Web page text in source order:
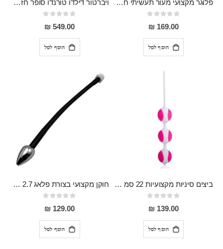
פלוגר מקצועי מעור תעשיתי חזק וידית מעץ Sasha
Rating:
0%
169.00 ₪
הוסף לסל
ויברטור דילדו טורנדו סופר חזק בעל 9 מצבי רטט והטענה מגנטית 23 סמ אורך 4.5 רוחב
Rating:
0%
549.00 ₪
הוסף לסל
ביצים סיניות מקצועיות 22 סמ אורך 3.2 סמ רוחב מסיליקון רפואי עם מוליך Rosetta
Rating:
0%
139.00 ₪
הוסף לסל
חוקן מקצועי בצורת פלאג 2.7 סמ רוחב עם צינור באורך 27 סמ המתחבר ישירות לדוש
Rating:
0%
129.00 ₪
הוסף לסל